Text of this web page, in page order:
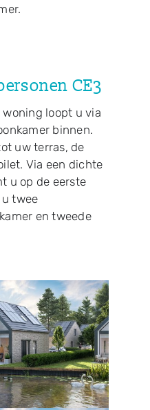
CE3
loopt u via
binnen.
uw terras, de
Via een dichte
u op de eerste
twee
en tweede